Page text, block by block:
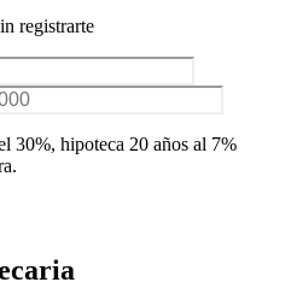
registrarte
30%, hipoteca 20 años al 7%